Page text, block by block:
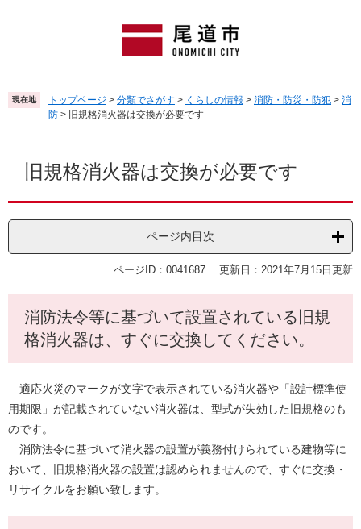
頭
で
飛
ば
現在地 トップページ > 分類でさがす > くらしの情報 > 消防・防災・防犯 > 消
防 > 旧規格消火器は交換が必要です
旧規格消火器は交換が必要です
ページ内目次
ページID：0041687 更新日：2021年7月15日更新
消防法令等に基づいて設置されている旧規
格消火器は、すぐに交換してください。
適応火災のマークが文字で表示されている消火器や「設計標準使
用期限」が記載されていない消火器は、型式が失効した旧規格のも
のです。
消防法令に基づいて消火器の設置が義務付けられている建物等に
おいて、旧規格消火器の設置は認められませんので、すぐに交換・
リサイクルをお願い致します。